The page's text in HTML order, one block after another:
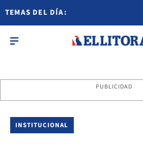
TEMAS DEL DÍA:
PUBLICIDAD
INSTITUCIONAL